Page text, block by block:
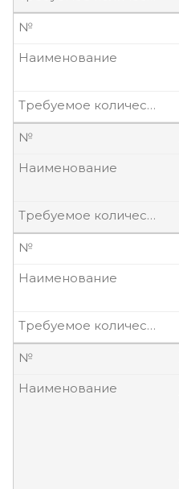
№
Наименование
Требуемое количество, шт
№
Наименование
Требуемое количество, шт
№
Наименование
Требуемое количество, шт
№
Наименование